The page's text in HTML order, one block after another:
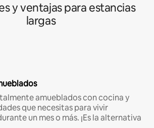
y ventajas para estancias
largas
amueblados con cocina y
que necesitas para vivir
un mes o más. ¡Es la alternativa